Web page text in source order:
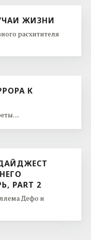
ЖИЗНИ
расхитителя
К
...
PART 2
Дефо и